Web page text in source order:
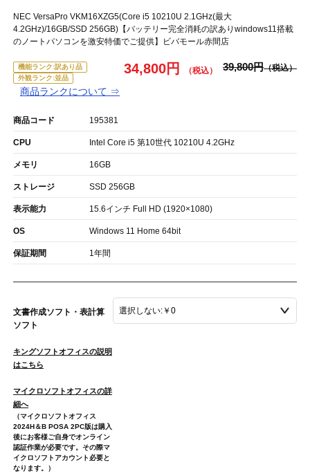
NEC VersaPro VKM16XZG5(Core i5 10210U 2.1GHz(最大
4.2GHz)/16GB/SSD 256GB)【バッテリー完全消耗の訳ありwindows11搭載
のノートパソコンを激安特価でご提供】ビバモール赤間店
機能ランク:訳あり品
外観ランク:並品
商品ランクについて ⇒
34,800円 39,800円
商品コード 195381
CPU Intel Core i5 第10世代 10210U 4.2GHz
メモリ 16GB
ストレージ SSD 256GB
表示能力 15.6インチ Full HD (1920×1080)
OS Windows 11 Home 64bit
保証期間 1年間
文書作成ソフト・表計算
ソフト
キングソフトオフィスの説明
はこちら
マイクロソフトオフィスの詳
細へ
（マイクロソフトオフィス
2024H＆B POSA 2PC版は購入
後にお客様ご自身でオンライン
認証作業が必要です。その際マ
イクロソフトアカウント必要と
なります。）